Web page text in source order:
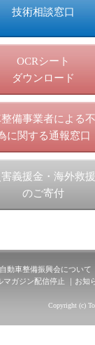
技術相談窓口
OCRシート
ダウンロード
整備事業者による
に関する通報窓口
害義援金・海外救
のご寄付
動車整備振興会について
マガジン配信停止 お知
Copyright (c)